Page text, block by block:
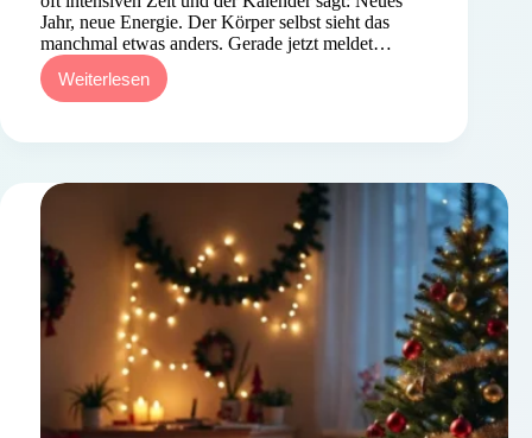
Jahr, neue Energie. Der Körper selbst sieht das
manchmal etwas anders. Gerade jetzt meldet…
Weiterlesen
Schilddrüse
im
–
sie
jetzt
besonders
deutlich
meldet